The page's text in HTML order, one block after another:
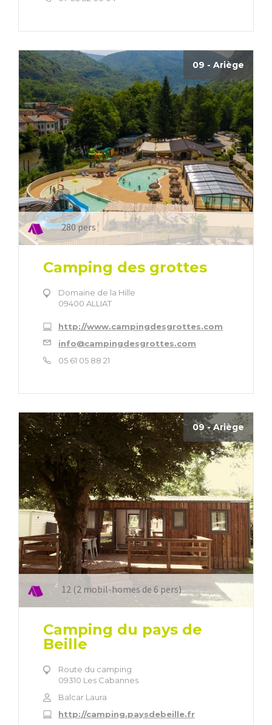
09 - Ariège
280 pers
Camping des grottes
Domaine de la Hille
09400 ALLIAT
http://www.campingdesgrottes.com
info@campingdesgrottes.com
05 61 05 88 21
09 - Ariège
12 (2 mobil-homes de 6 pers)
Camping du pays de
Beille
Route du camping
09310 Les Cabannes
Balcar Laura
http://camping.paysdebeille.fr